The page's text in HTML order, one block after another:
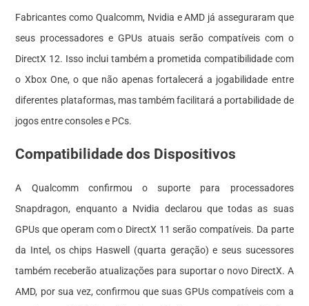
Fabricantes como Qualcomm, Nvidia e AMD já asseguraram que
seus processadores e GPUs atuais serão compatíveis com o
DirectX 12. Isso inclui também a prometida compatibilidade com
o Xbox One, o que não apenas fortalecerá a jogabilidade entre
diferentes plataformas, mas também facilitará a portabilidade de
jogos entre consoles e PCs.
Compatibilidade dos Dispositivos
A Qualcomm confirmou o suporte para processadores
Snapdragon, enquanto a Nvidia declarou que todas as suas
GPUs que operam com o DirectX 11 serão compatíveis. Da parte
da Intel, os chips Haswell (quarta geração) e seus sucessores
também receberão atualizações para suportar o novo DirectX. A
AMD, por sua vez, confirmou que suas GPUs compatíveis com a